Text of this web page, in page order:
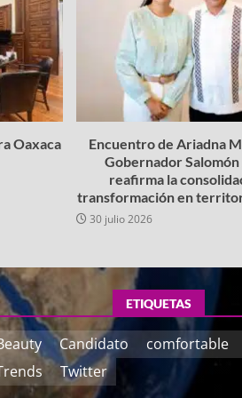
Oaxaca
Encuentro de Ariadna
Gobernador Salomón
reafirma la
transformación en
30 julio 2026
ETIQUETAS
Candidato comfortable
Twitter